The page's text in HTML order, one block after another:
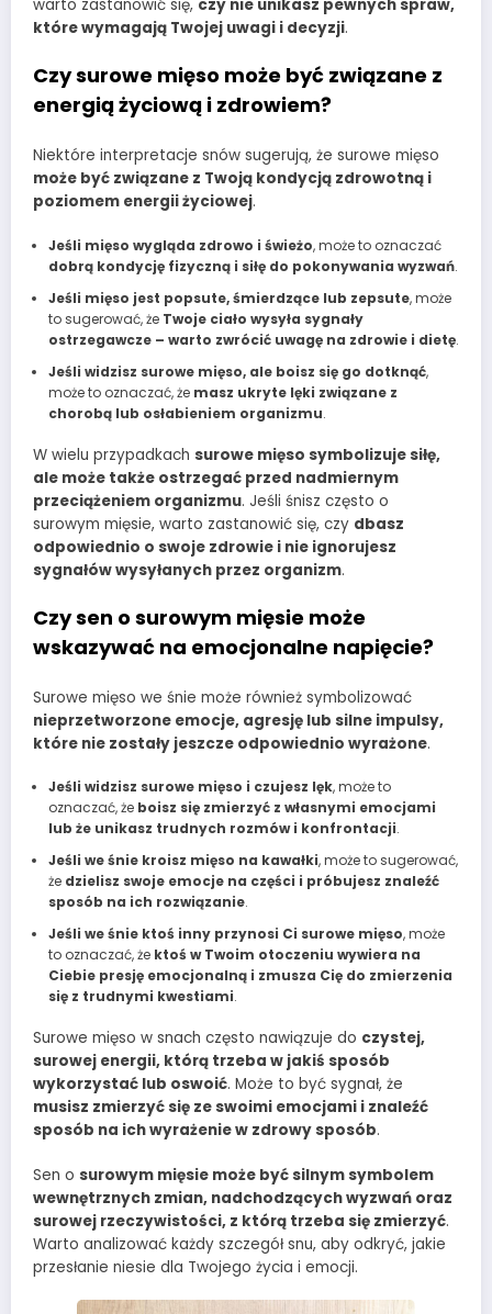
warto zastanowić się, czy nie unikasz pewnych spraw,
które wymagają Twojej uwagi i decyzji.
Czy surowe mięso może być związane z
energią życiową i zdrowiem?
Niektóre interpretacje snów sugerują, że surowe mięso
może być związane z Twoją kondycją zdrowotną i
poziomem energii życiowej.
Jeśli mięso wygląda zdrowo i świeżo, może to oznaczać
dobrą kondycję fizyczną i siłę do pokonywania wyzwań.
Jeśli mięso jest popsute, śmierdzące lub zepsute, może
to sugerować, że Twoje ciało wysyła sygnały
ostrzegawcze – warto zwrócić uwagę na zdrowie i dietę.
Jeśli widzisz surowe mięso, ale boisz się go dotknąć,
może to oznaczać, że masz ukryte lęki związane z
chorobą lub osłabieniem organizmu.
W wielu przypadkach surowe mięso symbolizuje siłę,
ale może także ostrzegać przed nadmiernym
przeciążeniem organizmu. Jeśli śnisz często o
surowym mięsie, warto zastanowić się, czy dbasz
odpowiednio o swoje zdrowie i nie ignorujesz
sygnałów wysyłanych przez organizm.
Czy sen o surowym mięsie może
wskazywać na emocjonalne napięcie?
Surowe mięso we śnie może również symbolizować
nieprzetworzone emocje, agresję lub silne impulsy,
które nie zostały jeszcze odpowiednio wyrażone.
Jeśli widzisz surowe mięso i czujesz lęk, może to
oznaczać, że boisz się zmierzyć z własnymi emocjami
lub że unikasz trudnych rozmów i konfrontacji.
Jeśli we śnie kroisz mięso na kawałki, może to sugerować,
że dzielisz swoje emocje na części i próbujesz znaleźć
sposób na ich rozwiązanie.
Jeśli we śnie ktoś inny przynosi Ci surowe mięso, może
to oznaczać, że ktoś w Twoim otoczeniu wywiera na
Ciebie presję emocjonalną i zmusza Cię do zmierzenia
się z trudnymi kwestiami.
Surowe mięso w snach często nawiązuje do czystej,
surowej energii, którą trzeba w jakiś sposób
wykorzystać lub oswoić. Może to być sygnał, że
musisz zmierzyć się ze swoimi emocjami i znaleźć
sposób na ich wyrażenie w zdrowy sposób.
Sen o surowym mięsie może być silnym symbolem
wewnętrznych zmian, nadchodzących wyzwań oraz
surowej rzeczywistości, z którą trzeba się zmierzyć.
Warto analizować każdy szczegół snu, aby odkryć, jakie
przesłanie niesie dla Twojego życia i emocji.